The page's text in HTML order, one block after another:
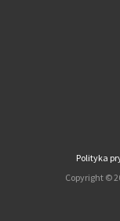
Polityka
Copyright ©